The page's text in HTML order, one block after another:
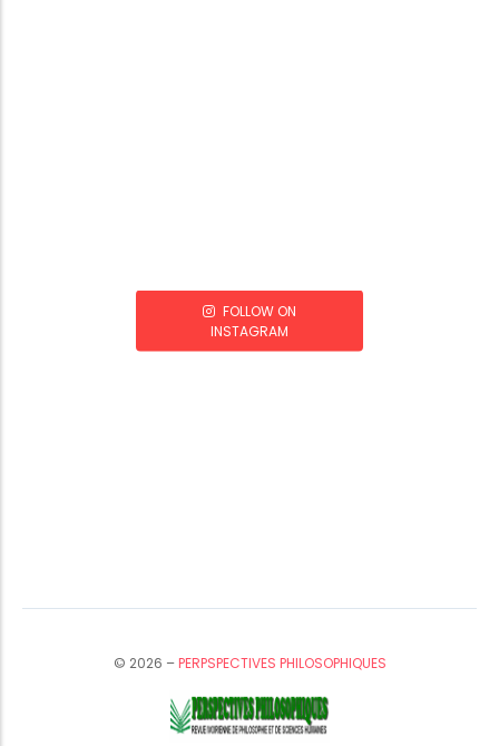
FOLLOW ON
INSTAGRAM
© 2026 –PERPSPECTIVES PHILOSOPHIQUES